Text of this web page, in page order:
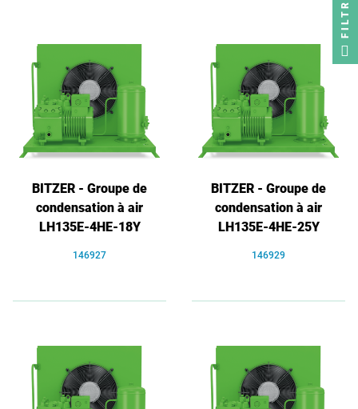
BITZER - Groupe de
condensation à air
LH135E-4HE-18Y
146927
BITZER - Groupe de
condensation à air
LH135E-4HE-25Y
146929